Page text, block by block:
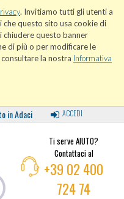
. Invitiamo tutti gli utenti a
questo sito usa cookie di
chiudere questo banner
di più o per modificare le
la nostra Informativa
in Adaci ACCEDI
Ti serve AIUTO?
Contattaci al
+39 02 400
724 74